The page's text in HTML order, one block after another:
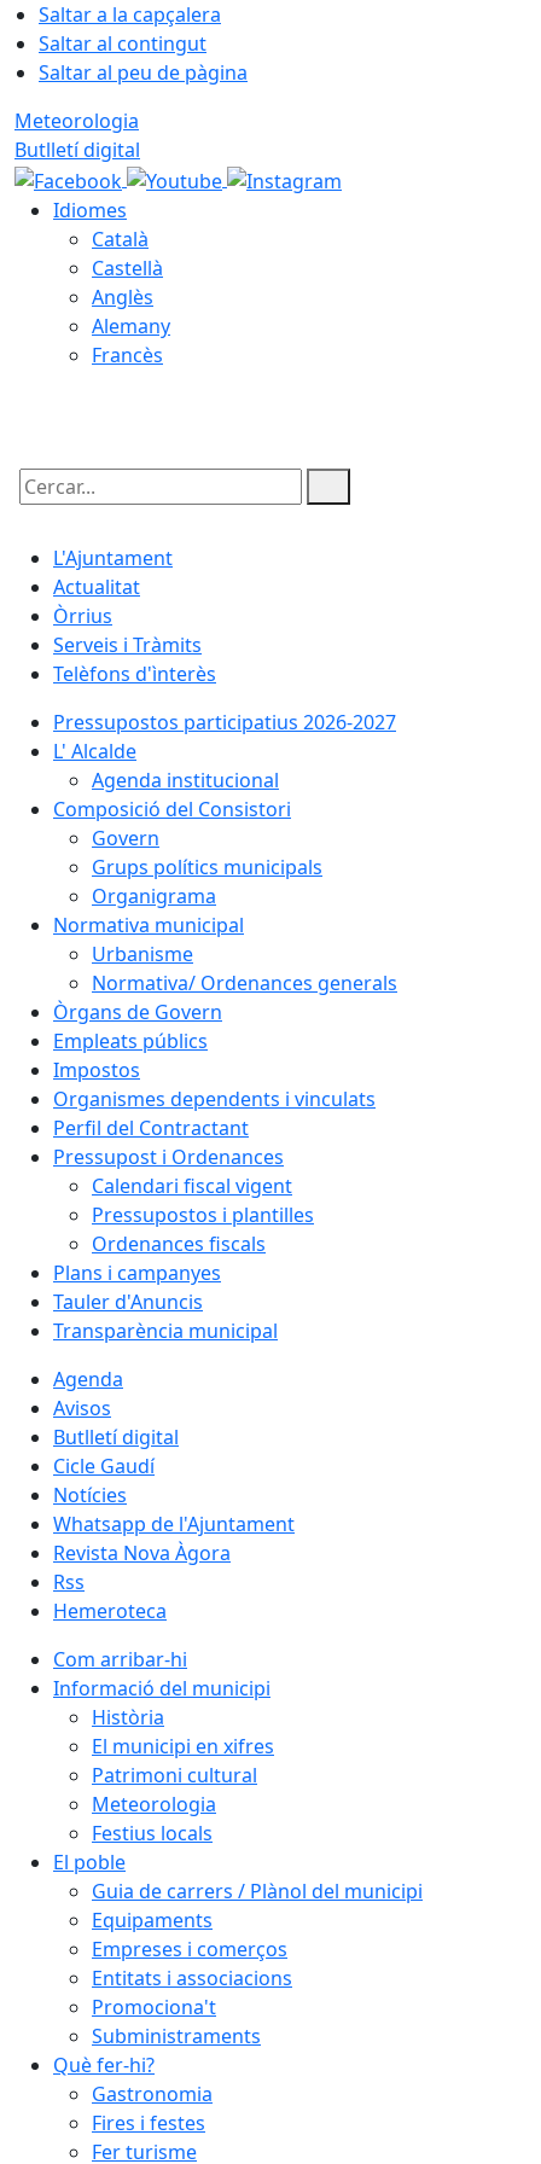
Saltar a la capçalera
Saltar al contingut
Saltar al peu de pàgina
Meteorologia
Butlletí digital
Idiomes
Català
Castellà
Anglès
Alemany
Francès
Cercar:
L'Ajuntament
Actualitat
Òrrius
Serveis i Tràmits
Telèfons d'ìnterès
Pressupostos participatius 2026-2027
L' Alcalde
Agenda institucional
Composició del Consistori
Govern
Grups polítics municipals
Organigrama
Normativa municipal
Urbanisme
Normativa/ Ordenances generals
Òrgans de Govern
Empleats públics
Impostos
Organismes dependents i vinculats
Perfil del Contractant
Pressupost i Ordenances
Calendari fiscal vigent
Pressupostos i plantilles
Ordenances fiscals
Plans i campanyes
Tauler d'Anuncis
Transparència municipal
Agenda
Avisos
Butlletí digital
Cicle Gaudí
Notícies
Whatsapp de l'Ajuntament
Revista Nova Àgora
Rss
Hemeroteca
Com arribar-hi
Informació del municipi
Història
El municipi en xifres
Patrimoni cultural
Meteorologia
Festius locals
El poble
Guia de carrers / Plànol del municipi
Equipaments
Empreses i comerços
Entitats i associacions
Promociona't
Subministraments
Què fer-hi?
Gastronomia
Fires i festes
Fer turisme